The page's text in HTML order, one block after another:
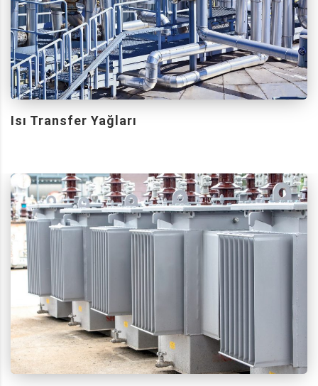
Isı Transfer Yağları